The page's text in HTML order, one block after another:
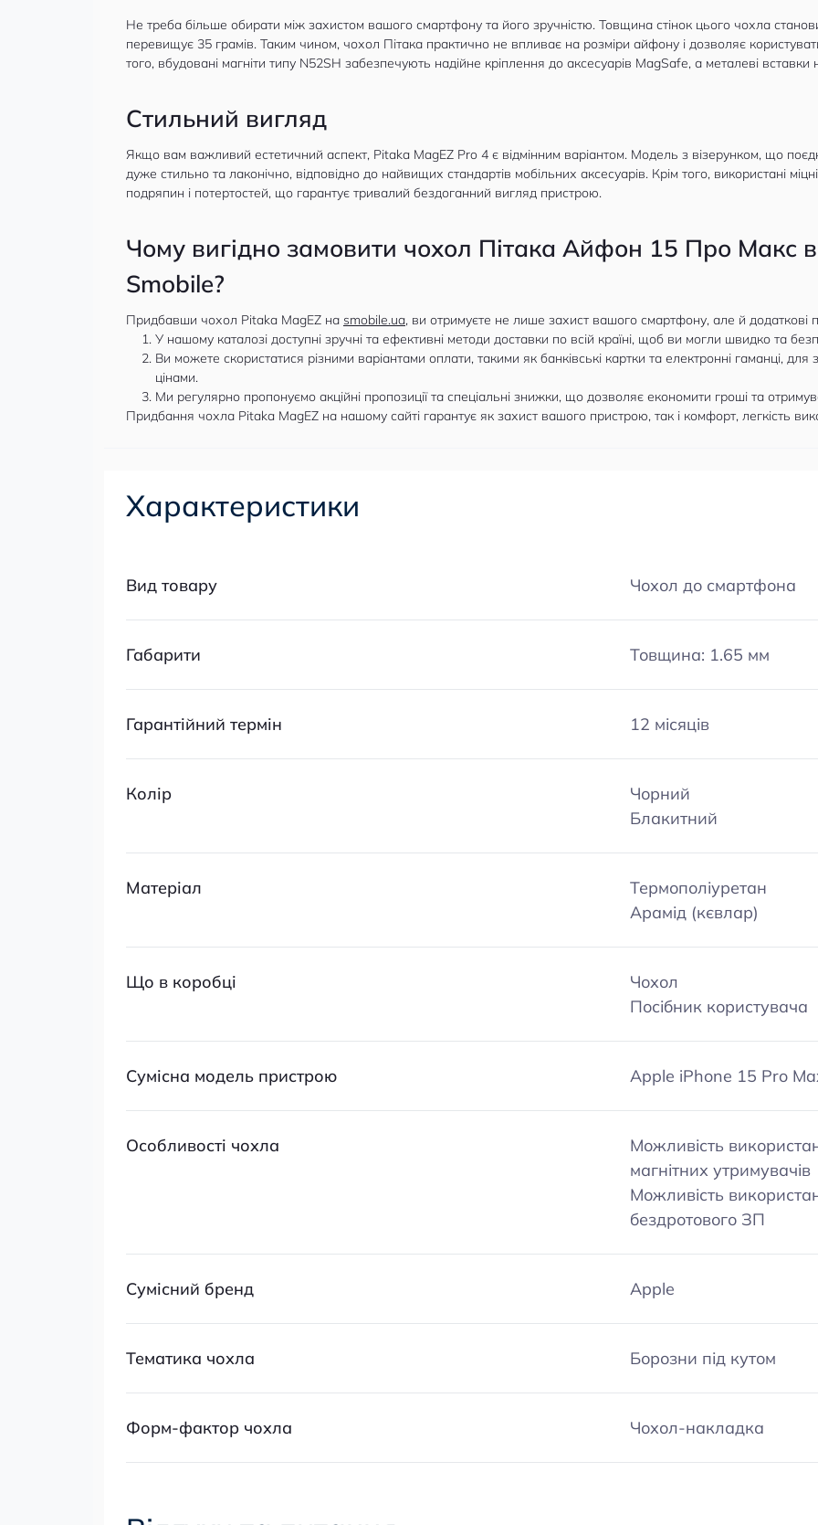
Не треба більше обирати між захистом вашого смартфону та його зручністю. Товщина стінок цього чохла
перевищує 35 грамів. Таким чином, чохол Пітака практично не впливає на розміри айфону і дозволяє
того, вбудовані магніти типу N52SH забезпечують надійне кріплення до аксесуарів MagSafe, а металеві
Стильний вигляд
Якщо вам важливий естетичний аспект, Pitaka MagEZ Pro 4 є відмінним варіантом. Модель з візерунком, що
дуже стильно та лаконічно, відповідно до найвищих стандартів мобільних аксесуарів. Крім того, використані
подряпин і потертостей, що гарантує тривалий бездоганний вигляд пристрою.
Чому вигідно замовити чохол Пітака Айфон 15 Про Макс в
Smobile?
Придбавши чохол Pitaka MagEZ на smobile.ua, ви отримуєте не лише захист вашого смартфону, але й додаткові
У нашому каталозі доступні зручні та ефективні методи доставки по всій країні, щоб ви могли швидко та
Ви можете скористатися різними варіантами оплати, такими як банківські картки та електронні гаманці,
цінами.
Ми регулярно пропонуємо акційні пропозиції та спеціальні знижки, що дозволяє економити гроші та
Придбання чохла Pitaka MagEZ на нашому сайті гарантує як захист вашого пристрою, так і комфорт, легкість
Характеристики
Вид товару Чохол до смартфона
Габарити Товщина: 1.65 мм
Гарантійний термін 12 місяців
Колір
Чорний
Блакитний
Матеріал
Термополіуретан
Арамід (кєвлар)
Що в коробці
Чохол
Посібник користувача
Сумісна модель пристрою Apple iPhone 15 Pro
Особливості чохла
Можливість
магнітних утримувачів
Можливість
бездротового ЗП
Сумісний бренд Apple
Тематика чохла Борозни під кутом
Форм-фактор чохла Чохол-накладка